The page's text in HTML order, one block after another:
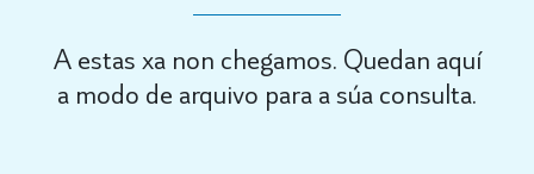
A estas xa non chegamos. Quedan aquí
a modo de arquivo para a súa consulta.